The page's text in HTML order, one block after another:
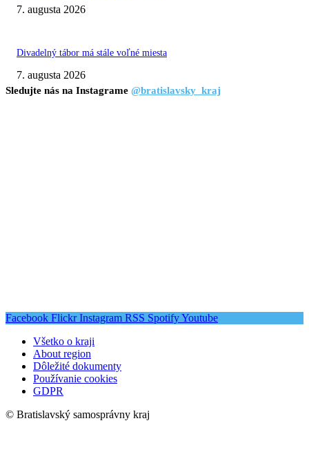
7. augusta 2026
Divadelný tábor má stále voľné miesta
7. augusta 2026
Sledujte nás na Instagrame @bratislavsky_kraj
Facebook Flickr Instagram RSS SpotifyYoutube
Všetko o kraji
About region
Dôležité dokumenty
Používanie cookies
GDPR
© Bratislavský samosprávny kraj